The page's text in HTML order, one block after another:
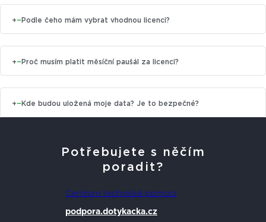
+− Podle čeho mám vybrat vhodnou licenci?
+− Proč musím platit měsíční paušál za licenci?
+− Kde budou uložená moje data? Je to bezpečné?
Potřebujete s něčím
poradit?
Centrum technické pomoci
podpora.dotykacka.cz